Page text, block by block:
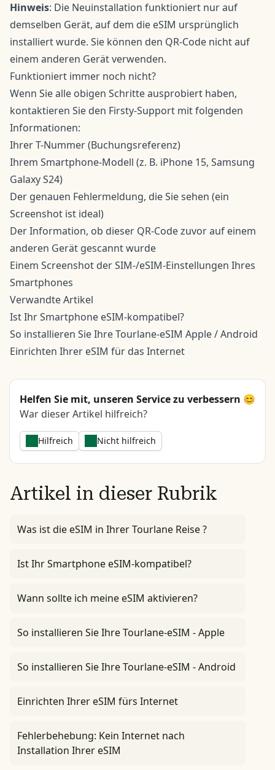
Hinweis: Die Neuinstallation funktioniert nur auf
demselben Gerät, auf dem die eSIM ursprünglich
installiert wurde. Sie können den QR-Code nicht auf
einem anderen Gerät verwenden.
Funktioniert immer noch nicht?
Wenn Sie alle obigen Schritte ausprobiert haben,
kontaktieren Sie den Firsty-Support mit folgenden
Informationen:
Ihrer T-Nummer (Buchungsreferenz)
Ihrem Smartphone-Modell (z. B. iPhone 15, Samsung
Galaxy S24)
Der genauen Fehlermeldung, die Sie sehen (ein
Screenshot ist ideal)
Der Information, ob dieser QR-Code zuvor auf einem
anderen Gerät gescannt wurde
Einem Screenshot der SIM-/eSIM-Einstellungen Ihres
Smartphones
Verwandte Artikel
Ist Ihr Smartphone eSIM-kompatibel?
So installieren Sie Ihre Tourlane-eSIM Apple/Android
Einrichten Ihrer eSIM für das Internet
Helfen Sie mit, unseren Service zu verbessern 😊
War dieser Artikel hilfreich?
Hilfreich Nicht hilfreich
Artikel in dieser Rubrik
Was ist die eSIM in Ihrer Tourlane Reise ?
Ist Ihr Smartphone eSIM-kompatibel?
Wann sollte ich meine eSIM aktivieren?
So installieren Sie Ihre Tourlane-eSIM - Apple
So installieren Sie Ihre Tourlane-eSIM - Android
Einrichten Ihrer eSIM fürs Internet
Fehlerbehebung: Kein Internet nach
Installation Ihrer eSIM